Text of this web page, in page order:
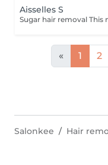
Aisselles S
« 1 2
Salonkee Hair